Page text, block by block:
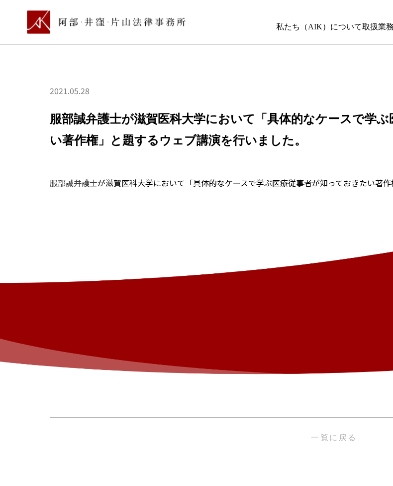
私たち（AIK）について取扱業務
2021.05.28
服部誠弁護士が滋賀医科大学において「具体的なケースで学
い著作権」と題するウェブ講演を行いました。
服部誠弁護士が滋賀医科大学において「具体的なケースで学ぶ医療従事者が知っておきたい著
一覧に戻る